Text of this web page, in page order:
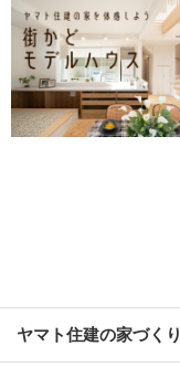
ヤマト住建の家づくり